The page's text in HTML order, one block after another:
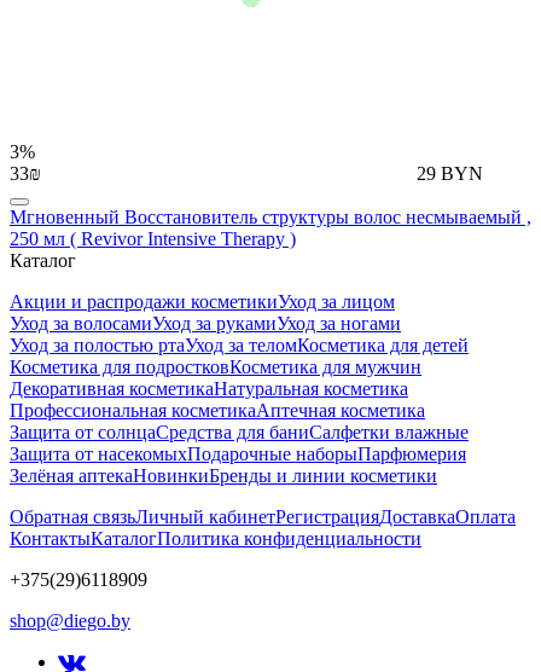
3%
33₪
29 BYN
Мгновенный Восстановитель структуры волос несмываемый ,
250 мл ( Revivor Intensive Therapy )
Каталог
Акции и распродажи косметикиУход за лицом
Уход за волосамиУход за рукамиУход за ногами
Уход за полостью ртаУход за теломКосметика для детей
Косметика для подростковКосметика для мужчин
Декоративная косметикаНатуральная косметика
Профессиональная косметикаАптечная косметика
Защита от солнцаСредства для баниСалфетки влажные
Защита от насекомыхПодарочные наборыПарфюмерия
Зелёная аптекаНовинкиБренды и линии косметики
Обратная связьЛичный кабинетРегистрацияДоставкаОплата
КонтактыКаталогПолитика конфиденциальности
+375(29)6118909
shop@diego.by